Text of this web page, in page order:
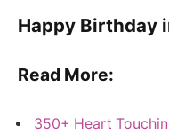
Happy Birthday
Read More:
350+ Heart